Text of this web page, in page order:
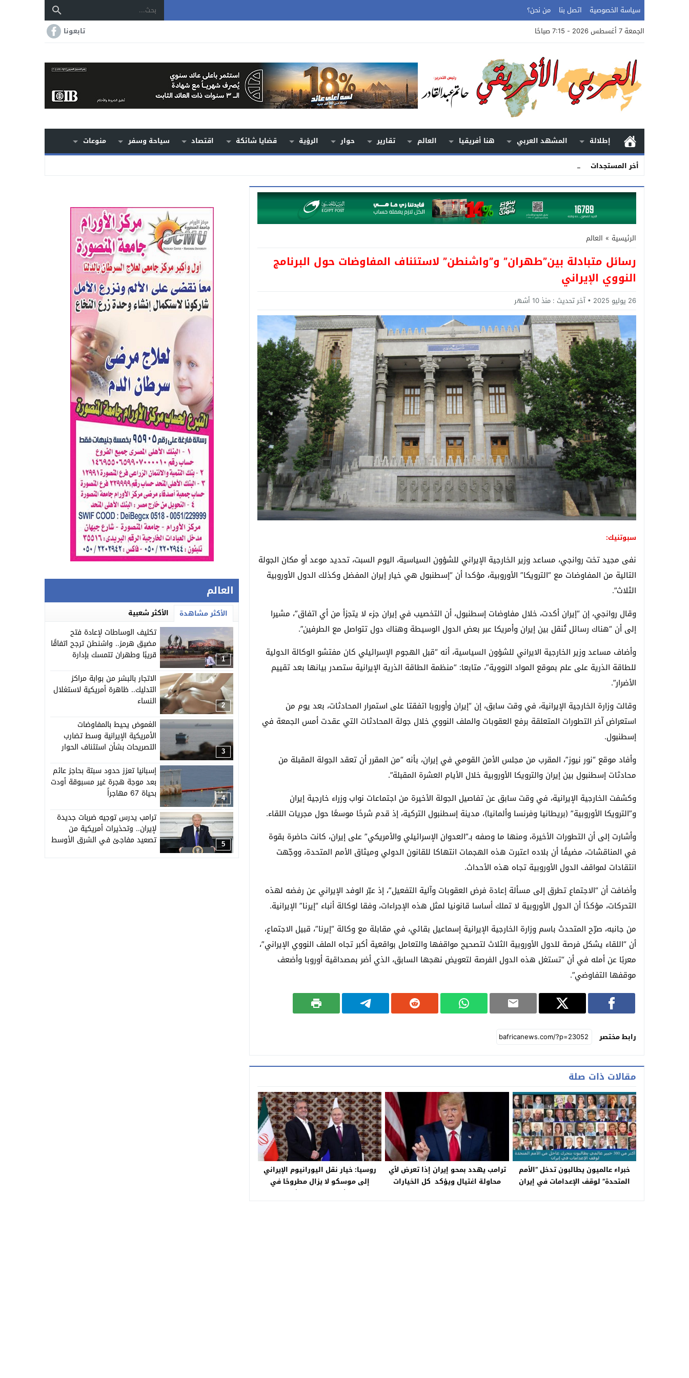
سياسة الخصوصية اتصل بنا
من نحن؟
الجمعة 7 أغسطس 2026 - 7:15 صباحًا
تابعونا
إطلالة المشهد العربي هنا أفريقيا العالم تقارير حوار الرؤية قضايا شائكة اقتصاد سياحة وسفر
منوعات
أخر المستجدات
الأرض.. الح _
Stop
Previous
Next
الرئيسية » العالم
رسائل متبادلة بين”طهران” و”واشنطن” لاستئناف المفاوضات حول البرنامج
النووي الإيراني
26 يوليو 2025 آخر تحديث : منذ 10 أشهر
سبوتنيك:
نفى مجيد تخت روانجي، مساعد وزير الخارجية الإيراني للشؤون السياسية، اليوم السبت، تحديد موعد أو مكان الجولة
التالية من المفاوضات مع “الترويكا” الأوروبية، مؤكدا أن “إسطنبول هي خيار إيران المفضل وكذلك الدول الأوروبية
الثلاث”.
وقال روانجي، إن “إيران أكدت، خلال مفاوضات إسطنبول، أن التخصيب في إيران جزء لا يتجزأ من أي اتفاق”، مشيرا
إلى أن “هناك رسائل تُنقل بين إيران وأمريكا عبر بعض الدول الوسيطة وهناك دول تتواصل مع الطرفين”.
وأضاف مساعد وزير الخارجية الايراني للشؤون السياسية، أنه “قبل الهجوم الإسرائيلي كان مفتشو الوكالة الدولية
للطاقة الذرية على علم بموقع المواد النووية”، متابعا: “منظمة الطاقة الذرية الإيرانية ستصدر بيانها بعد تقييم
الأضرار”.
وقالت وزارة الخارجية الإيرانية، في وقت سابق، إن “إيران وأوروبا اتفقتا على استمرار المحادثات، بعد يوم من
استعراض آخر التطورات المتعلقة برفع العقوبات والملف النووي خلال جولة المحادثات التي عقدت أمس الجمعة في
إسطنبول.
وأفاد موقع “نور نيوز”، المقرب من مجلس الأمن القومي في إيران، بأنه “من المقرر أن تعقد الجولة المقبلة من
محادثات إسطنبول بين إيران والترويكا الأوروبية خلال الأيام العشرة المقبلة”.
وكشفت الخارجية الإيرانية، في وقت سابق عن تفاصيل الجولة الأخيرة من اجتماعات نواب وزراء خارجية إيران
و”الترويكا الأوروبية” (بريطانيا وفرنسا وألمانيا)، مدينة إسطنبول التركية، إذ قدم شرحًا موسعًا حول مجريات اللقاء.
وأشارت إلى أن التطورات الأخيرة، ومنها ما وصفه بـ”العدوان الإسرائيلي والأمريكي” على إيران، كانت حاضرة بقوة
في المناقشات، مضيفًا أن بلاده اعتبرت هذه الهجمات انتهاكا للقانون الدولي وميثاق الأمم المتحدة، ووجّهت
انتقادات لمواقف الدول الأوروبية تجاه هذه الأحداث.
وأضافت أن “الاجتماع تطرق إلى مسألة إعادة فرض العقوبات وآلية التفعيل”، إذ عبّر الوفد الإيراني عن رفضه لهذه
التحركات، مؤكدًا أن الدول الأوروبية لا تملك أساسا قانونيا لمثل هذه الإجراءات، وفقا لوكالة أنباء “إيرنا” الإيرانية.
من جانبه، صرّح المتحدث باسم وزارة الخارجية الإيرانية إسماعيل بقائي، في مقابلة مع وكالة “إيرنا”، قبيل الاجتماع،
أن “اللقاء يشكل فرصة للدول الأوروبية الثلاث لتصحيح مواقفها والتعامل بواقعية أكبر تجاه الملف النووي الإيراني”،
معربًا عن أمله في أن “تستغل هذه الدول الفرصة لتعويض نهجها السابق، الذي أضر بمصداقية أوروبا وأضعف
موقفها التفاوضي”.
رابط مختصر
مقالات ذات صلة
خبراء عالميون يطالبون تدخل “الأمم
المتحدة” لوقف الإعدامات في إيران
ترامب يهدد بمحو إيران إذا تعرض لأي
محاولة اغتيال ويؤكد كل الخيارات
روسيا: خيار نقل اليورانيوم الإيراني
إلى موسكو لا يزال مطروحًا في
محادثات طهران–واشنطن
العالم
الأكثر مشاهدة الأكثر شعبية
1
تكثيف الوساطات لإعادة فتح
مضيق هرمز.. واشنطن ترجح اتفاقًا
قريبًا وطهران تتمسك بإدارة
2
الاتجار بالبشر من بوابة مراكز
التدليك.. ظاهرة أمريكية لاستغلال
النساء
3
الغموض يحيط بالمفاوضات
الأمريكية الإيرانية وسط تضارب
التصريحات بشأن استئناف الحوار
4
إسبانيا تعزز حدود سبتة بحاجز عائم
بعد موجة هجرة غير مسبوقة أودت
بحياة 67 مهاجراً
5
ترامب يدرس توجيه ضربات جديدة
لإيران.. وتحذيرات أمريكية من
تصعيد مفاجئ في الشرق الأوسط